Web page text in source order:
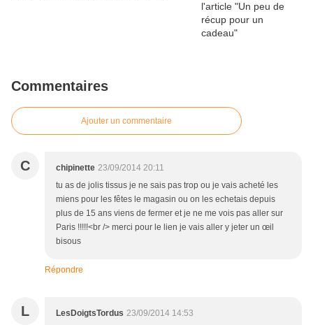
Commentaires
Ajouter un commentaire
C chipinette 23/09/2014 20:11
tu as de jolis tissus je ne sais pas trop ou je vais acheté les
miens pour les fêtes le magasin ou on les echetais depuis
plus de 15 ans viens de fermer et je ne me vois pas aller sur
Paris !!!!!<br /> merci pour le lien je vais aller y jeter un œil
bisous
Répondre
L LesDoigtsTordus 23/09/2014 14:53